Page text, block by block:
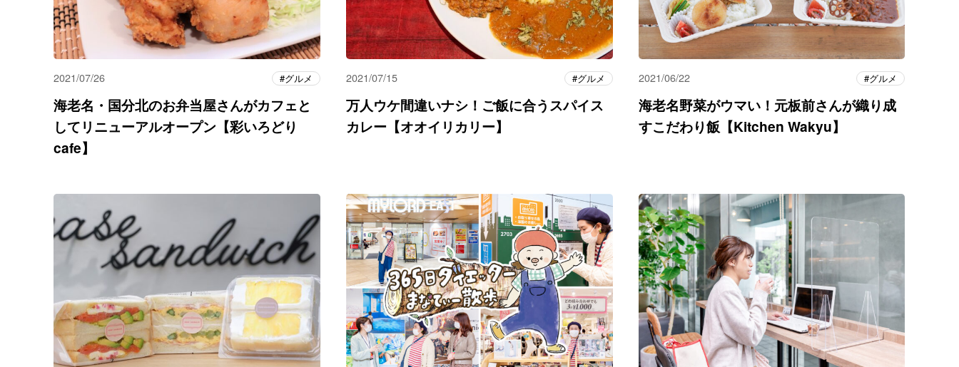
2021/07/26 グルメ
海老名・国分北のお弁当屋さんがカフェと
してリニューアルオープン【彩いろどり
cafe】
2021/07/15 グルメ
万人ウケ間違いナシ！ご飯に合うスパイス
カレー【オオイリカリー】
2021/06/22 グルメ
海老名野菜がウマい！元板前さんが織り成
すこだわり飯【Kitchen Wakyu】